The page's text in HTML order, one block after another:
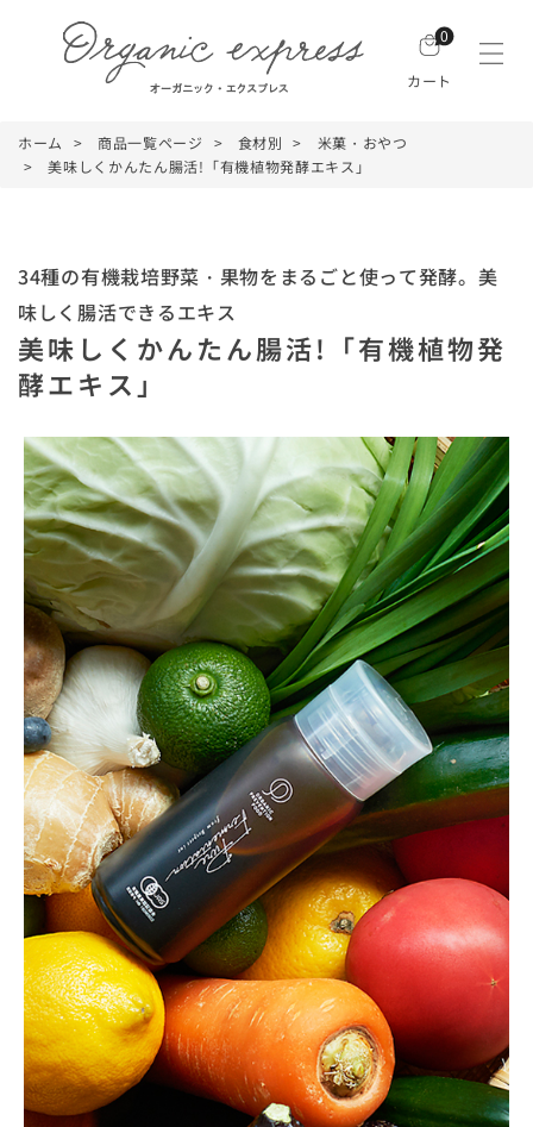
0
カート
ホーム 商品一覧ページ 食材別
米菓・おやつ
美味しくかんたん腸活!「有機植物発酵エキス」
34種の有機栽培野菜・果物をまるごと使って発酵。美
味しく腸活できるエキス
美味しくかんたん腸活!「有機植物発
酵エキス」